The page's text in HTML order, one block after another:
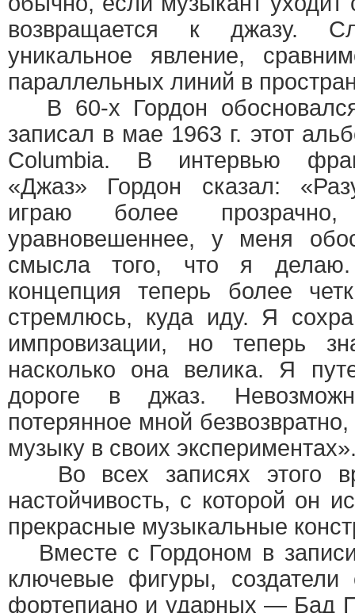
возвращается к джазу.
уникальное явление,
параллельных линий в
В 60-х Гордон
записал в мае 1963 г. этот
Columbia. В интервью
«Джаз» Гордон сказал:
играю более
уравновешеннее, у меня
смысла того, что я
концепция теперь более
стремлюсь, куда иду. Я
импровизации, но теперь
насколько она велика. Я
дороге в джаз.
потерянное мной
музыку в своих
Во всех записях этого
настойчивость, с которой он
прекрасные музыкальные
Вместе с Гордоном в
ключевые фигуры,
фортепиано и ударных — Бад